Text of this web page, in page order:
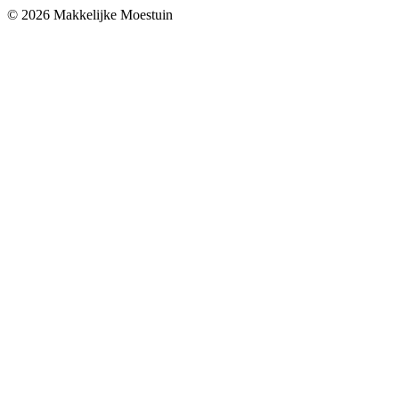
© 2026 Makkelijke Moestuin